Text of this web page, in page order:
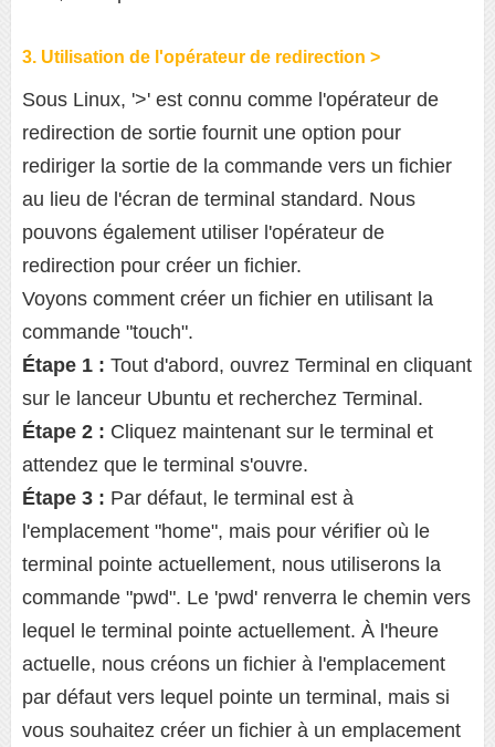
3. Utilisation de l'opérateur de redirection >
Sous Linux, '>' est connu comme l'opérateur de
redirection de sortie fournit une option pour
rediriger la sortie de la commande vers un fichier
au lieu de l'écran de terminal standard. Nous
pouvons également utiliser l'opérateur de
redirection pour créer un fichier.
Voyons comment créer un fichier en utilisant la
commande "touch".
Étape 1 : Tout d'abord, ouvrez Terminal en cliquant
sur le lanceur Ubuntu et recherchez Terminal.
Étape 2 : Cliquez maintenant sur le terminal et
attendez que le terminal s'ouvre.
Étape 3 : Par défaut, le terminal est à
l'emplacement "home", mais pour vérifier où le
terminal pointe actuellement, nous utiliserons la
commande "pwd". Le 'pwd' renverra le chemin vers
lequel le terminal pointe actuellement. À l'heure
actuelle, nous créons un fichier à l'emplacement
par défaut vers lequel pointe un terminal, mais si
vous souhaitez créer un fichier à un emplacement